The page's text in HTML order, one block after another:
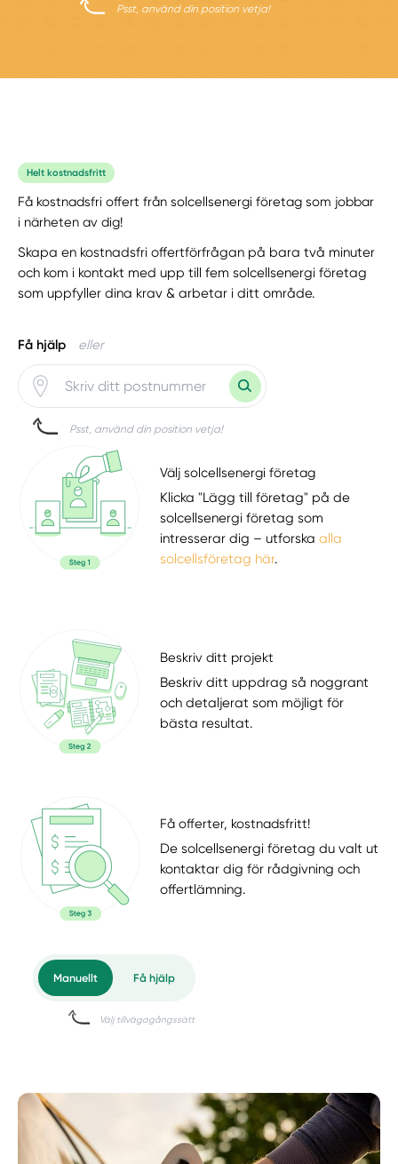
Psst, använd din position vetja!
Helt kostnadsfritt
Få kostnadsfri offert från solcellsenergi företag som jobbar
i närheten av dig!
Skapa en kostnadsfri offertförfrågan på bara två minuter
och kom i kontakt med upp till fem solcellsenergi företag
som uppfyller dina krav & arbetar i ditt område.
Få hjälp eller
Psst, använd din position vetja!
Välj solcellsenergi företag
Klicka "Lägg till företag" på de
solcellsenergi företag som
intresserar dig – utforskaalla
solcellsföretag här.
Beskriv ditt projekt
Beskriv ditt uppdrag så noggrant
och detaljerat som möjligt för
bästa resultat.
Få offerter, kostnadsfritt!
De solcellsenergi företag du valt ut
kontaktar dig för rådgivning och
offertlämning.